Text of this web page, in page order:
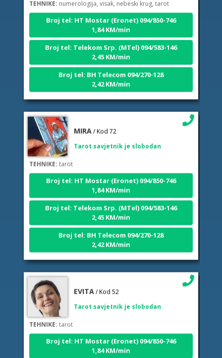
Broj tel: HT Mostar (Eronet) 094/850-746
1,84 KM/min
Broj tel: Telekom Srp. (MTel) 094/583-146
2,45 KM/min
Broj tel: BH Telecom 094/270-128
2,42 KM/min
TEHNIKE:tarot
Broj tel: HT Mostar (Eronet) 094/850-746
1,84 KM/min
Broj tel: Telekom Srp. (MTel) 094/583-146
2,45 KM/min
Broj tel: BH Telecom 094/270-128
2,42 KM/min
TEHNIKE:tarot
Broj tel: HT Mostar (Eronet) 094/850-746
1,84 KM/min